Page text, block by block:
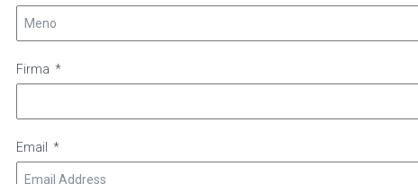
Firma
Email